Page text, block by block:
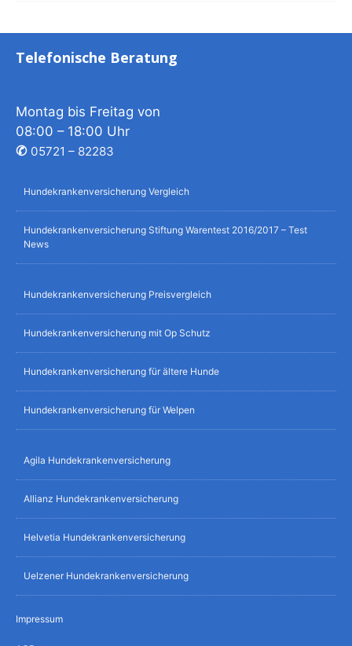
Telefonische Beratung
Montag bis Freitag von
08:00 – 18:00 Uhr
✆ 05721 – 82283
Hundekrankenversicherung Vergleich
Hundekrankenversicherung Stiftung Warentest 2016/2017 – Test
News
Hundekrankenversicherung Preisvergleich
Hundekrankenversicherung mit Op Schutz
Hundekrankenversicherung für ältere Hunde
Hundekrankenversicherung für Welpen
Agila Hundekrankenversicherung
Allianz Hundekrankenversicherung
Helvetia Hundekrankenversicherung
Uelzener Hundekrankenversicherung
Impressum